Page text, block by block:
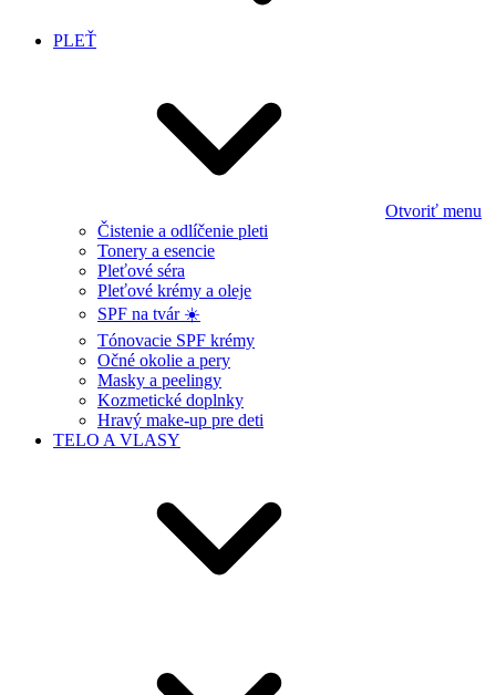
PLEŤ
Otvoriť menu
Čistenie a odlíčenie pleti
Tonery a esencie
Pleťové séra
Pleťové krémy a oleje
SPF na tvár ☀️
Tónovacie SPF krémy
Očné okolie a pery
Masky a peelingy
Kozmetické doplnky
Hravý make-up pre deti
TELO A VLASY